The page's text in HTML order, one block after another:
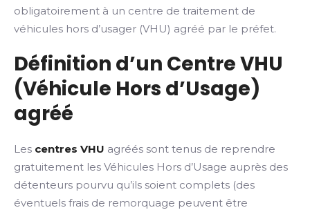
obligatoirement à un centre de traitement de
véhicules hors d’usager (VHU) agréé par le préfet.
Définition d’un Centre VHU
(Véhicule Hors d’Usage)
agréé
Les centres VHU agréés sont tenus de reprendre
gratuitement les Véhicules Hors d’Usage auprès des
détenteurs pourvu qu’ils soient complets (des
éventuels frais de remorquage peuvent être